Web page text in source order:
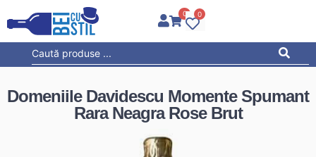
0 0
Domeniile Davidescu Momente Spumant
Rara Neagra Rose Brut